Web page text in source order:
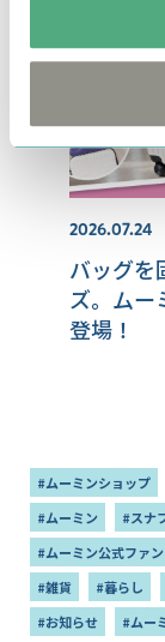
2026.07.24
バッグを
ズ。ムー
登場！
#ムーミンショップ
#ムーミン
#スナ
#ムーミン公式ファ
#雑貨
#暮らし
#お知らせ
#ムー